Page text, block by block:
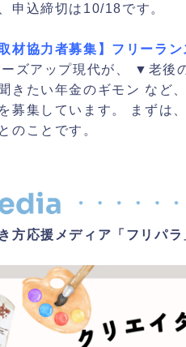
申込締切は10/18です。
取材協力者募集】フリーラ
ズアップ現代が、 ▼老後
きたい年金のギモン など
募集しています。 まずは
のことです。
方応援メディア「フリパラ